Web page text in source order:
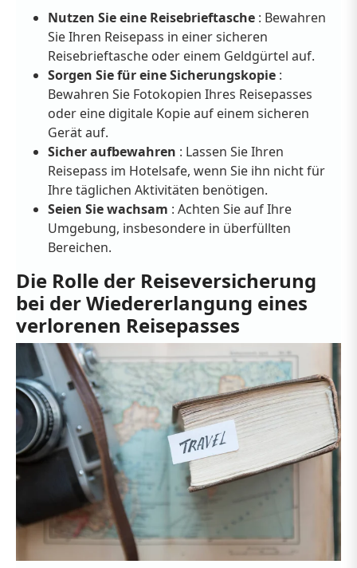
Nutzen Sie eine Reisebrieftasche : Bewahren
Sie Ihren Reisepass in einer sicheren
Reisebrieftasche oder einem Geldgürtel auf.
Sorgen Sie für eine Sicherungskopie :
Bewahren Sie Fotokopien Ihres Reisepasses
oder eine digitale Kopie auf einem sicheren
Gerät auf.
Sicher aufbewahren : Lassen Sie Ihren
Reisepass im Hotelsafe, wenn Sie ihn nicht für
Ihre täglichen Aktivitäten benötigen.
Seien Sie wachsam : Achten Sie auf Ihre
Umgebung, insbesondere in überfüllten
Bereichen.
Die Rolle der Reiseversicherung
bei der Wiedererlangung eines
verlorenen Reisepasses